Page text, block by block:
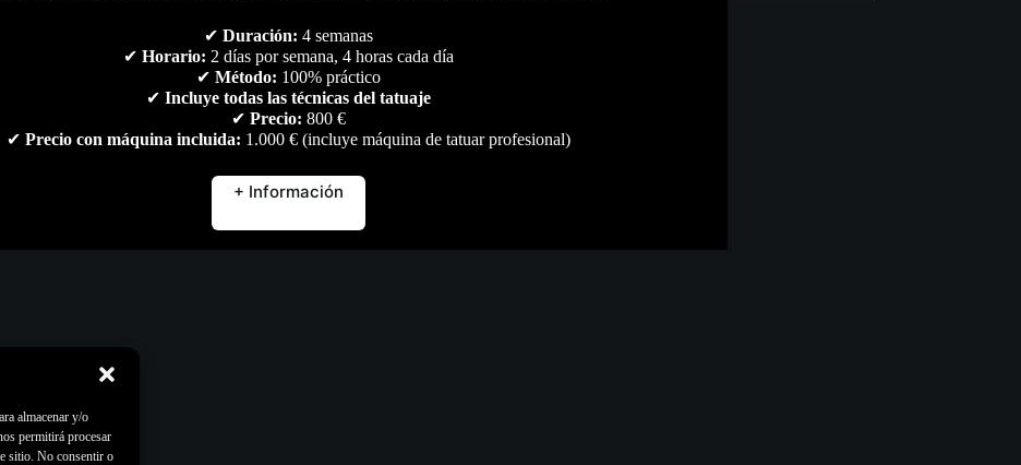
almacenar y/o
permitirá procesar
sitio. No consentir o
✔ Duración: 4 semanas
✔ Horario: 2 días por semana, 4 horas cada día
✔ Método: 100% práctico
✔ Incluye todas las técnicas del tatuaje
✔ Precio: 800 €
✔ Precio con máquina incluida: 1.000 € (incluye máquina de tatuar profesional)
+ Información